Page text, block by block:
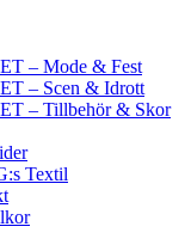
– Mode & Fest
– Scen & Idrott
– Tillbehör & Skor
Textil